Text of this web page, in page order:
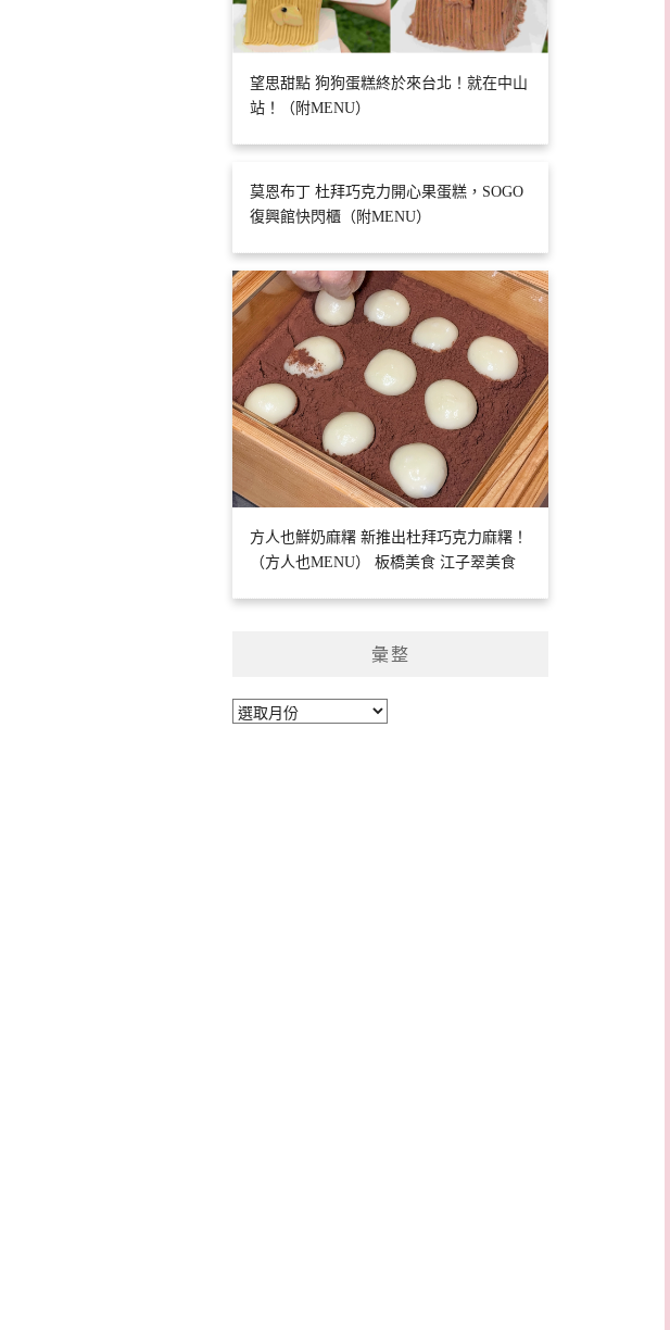
望思甜點 狗狗蛋糕終於來台北！就在中山
站！（附MENU）
莫恩布丁 杜拜巧克力開心果蛋糕，SOGO
復興館快閃櫃（附MENU）
方人也鮮奶麻糬 新推出杜拜巧克力麻糬！
（方人也MENU） 板橋美食 江子翠美食
彙整
彙